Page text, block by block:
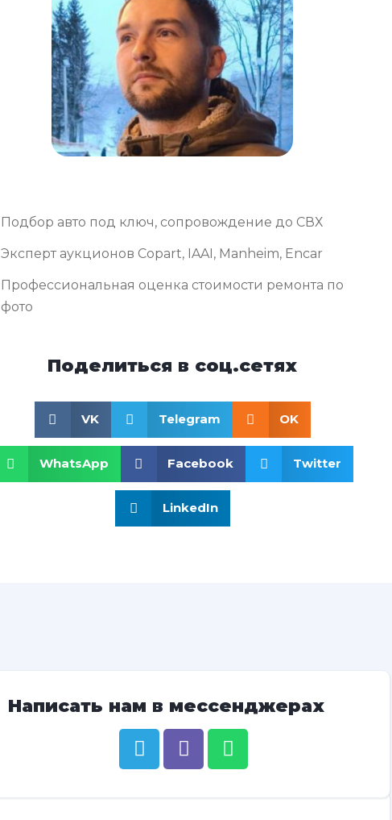
Подбор авто под ключ, сопровождение до СВХ
Эксперт аукционов Copart, IAAI, Manheim, Encar
Профессиональная оценка стоимости ремонта по
фото
Поделиться в соц.сетях
VK Telegram OK
WhatsApp Facebook Twitter
LinkedIn
Написать нам в мессенджерах